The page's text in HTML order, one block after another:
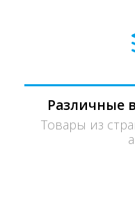
Различные
Товары из